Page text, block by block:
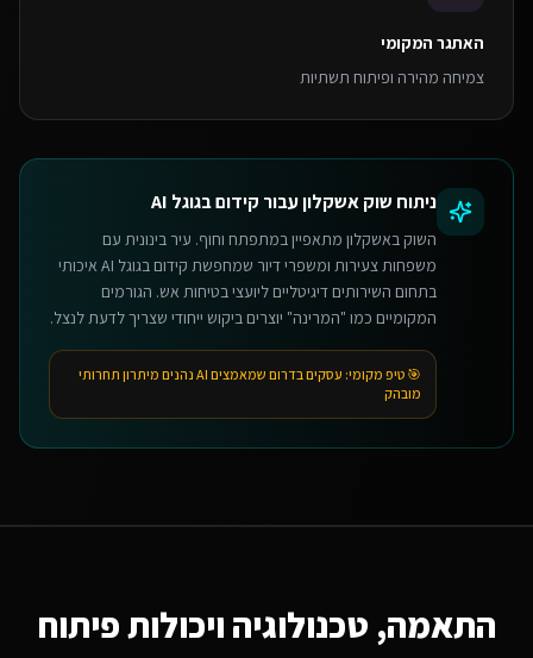
האתגר המקומי
צמיחה מהירה ופיתוח תשתיות
ניתוח שוקאשקלוןעבור קידום בגוגל AI
השוק באשקלון מתאפיין במתפתח וחוף. עיר בינונית עם
משפחות צעירות ומשפרי דיור שמחפשת קידום בגוגל AI איכותי
בתחום השירותים דיגיטליים ליועצי בטיחות אש. הגורמים
המקומיים כמו "המרינה" יוצרים ביקוש ייחודי שצריך לדעת לנצל.
🎯 טיפ מקומי:
עסקים בדרום שמאמצים AI נהנים מיתרון תחרותי
מובהק
התאמה, טכנולוגיה ויכולות פיתוח